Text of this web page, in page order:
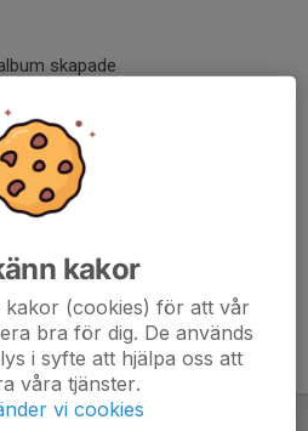
skapade
kakor
kakor (cookies) för att vår
bra för dig. De används
i syfte att hjälpa oss att
våra tjänster.
vi cookies